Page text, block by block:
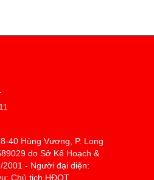
40 Hùng Vương, P. Long
do Sở Kế Hoạch &
- Người đại diện:
Chủ tịch HĐQT